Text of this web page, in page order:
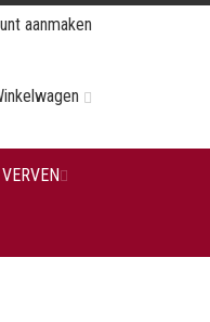
aanmaken
VERVEN